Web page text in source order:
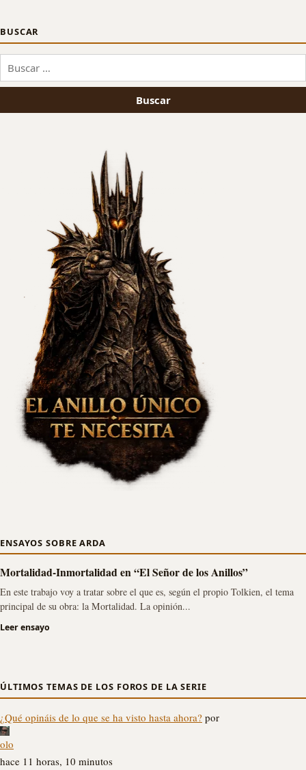
BUSCAR
Buscar:
ENSAYOS SOBRE ARDA
Mortalidad-Inmortalidad en “El Señor de los Anillos”
En este trabajo voy a tratar sobre el que es, según el propio Tolkien, el tema
principal de su obra: la Mortalidad. La opinión...
Leer ensayo
ÚLTIMOS TEMAS DE LOS FOROS DE LA SERIE
¿Qué opináis de lo que se ha visto hasta ahora? por
olo
hace 11 horas, 10 minutos